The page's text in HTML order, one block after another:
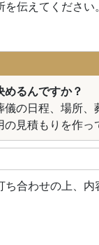
を伝えてください。
るんですか？
儀の日程、場所
見積もりを作っ
ち合わせの上、内